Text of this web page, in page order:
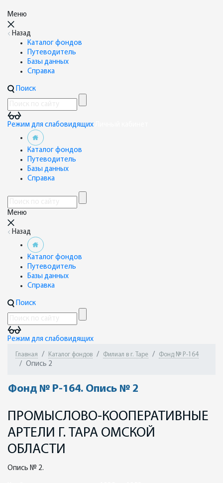
Меню
Назад
Каталог фондов
Путеводитель
Базы данных
Справка
Поиск
Режим для слабовидящих
Каталог фондов
Путеводитель
Базы данных
Справка
Меню
Назад
Каталог фондов
Путеводитель
Базы данных
Справка
Поиск
Режим для слабовидящих
Главная Каталог фондов Филиал в г. Таре Фонд № Р-164
Опись 2
Фонд № Р-164. Опись № 2
ПРОМЫСЛОВО-КООПЕРАТИВНЫЕ
АРТЕЛИ Г. ТАРА ОМСКОЙ
ОБЛАСТИ
Опись № 2.